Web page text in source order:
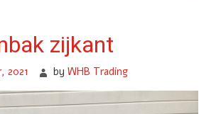
zijkant
2021 byWHB Trading